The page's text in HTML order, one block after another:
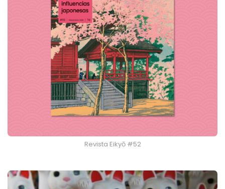
Revista Eikyō #52